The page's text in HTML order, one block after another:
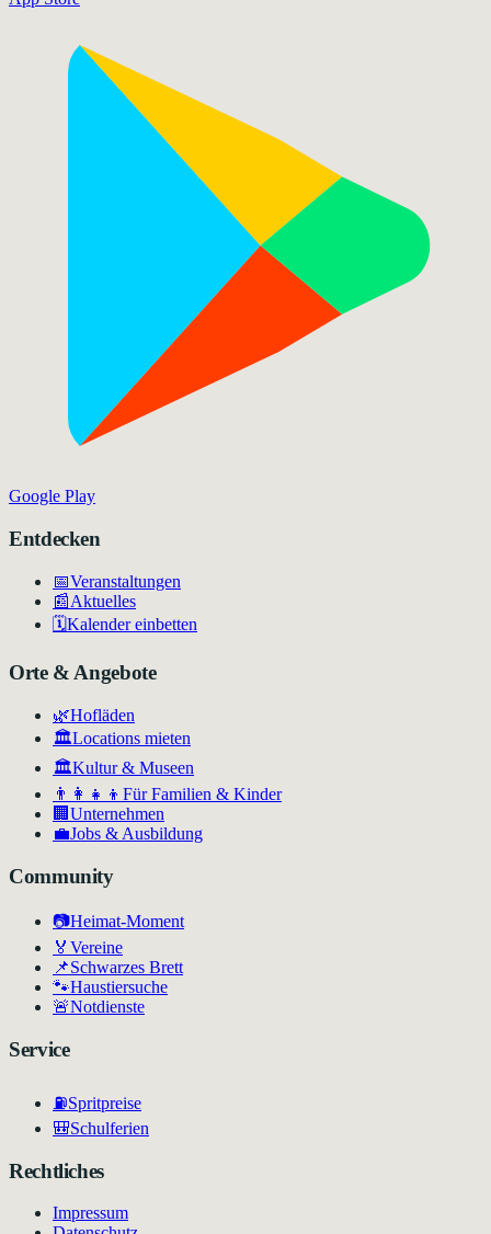
Google Play
Entdecken
📅Veranstaltungen
📰Aktuelles
🗓️Kalender einbetten
Orte & Angebote
🌿Hofläden
🏛️Locations mieten
🏛Kultur & Museen
👨‍👩‍👧‍👦 Für Familien & Kinder
🏢 Unternehmen
💼Jobs & Ausbildung
Community
📷Heimat-Moment
🏅 Vereine
📌Schwarzes Brett
🐾Haustiersuche
🚨Notdienste
Service
⛽Spritpreise
🎒Schulferien
Rechtliches
Impressum